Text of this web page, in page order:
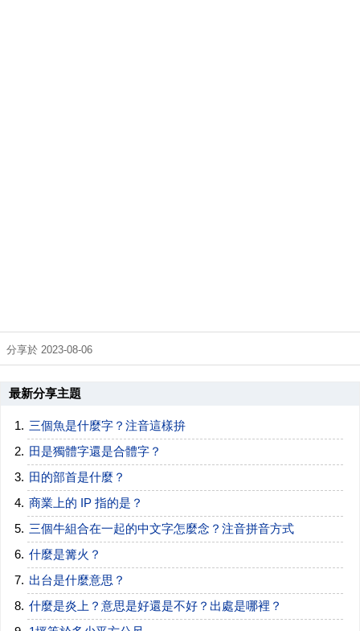
分享於 2023-08-06
最新分享主題
三個魚是什麼字？注音這樣拚
田是獨體字還是合體字？
田的部首是什麼？
商業上的 IP 指的是？
三個牛組合在一起的中文字怎麼念？注音拼音方式
什麼是篝火？
出台是什麼意思？
什麼是炎上？意思是好還是不好？出處是哪裡？